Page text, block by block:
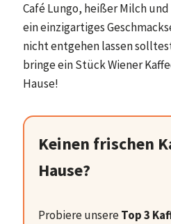
Café Lungo, heißer Milch
ein einzigartiges
nicht entgehen lassen
bringe ein Stück Wiener
Hause!
Keinen frischen
Hause?
Probiere unsereTop 3